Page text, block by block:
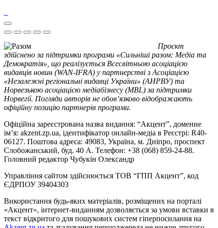
Проєкт
здійснено за підтримки програми «Сильніші разом: Медіа та
Демократія», що реалізується Всесвітньою асоціацією
видавців новин (WAN-IFRA) у партнерстві з Асоціацією
«Незалежні регіональні видавці України» (АНРВУ) та
Норвезькою асоціацією медіабізнесу (MBL) за підтримки
Норвегії. Погляди авторів не обов’язково відображають
офіційну позицію партнерів програми.
Офіційна зареєстрована назва видання: “Акцент”, доменне
ім’я: akzent.zp.ua, ідентифікатор онлайн-медіа в Реєстрі: R40-
06127. Поштова адреса: 49083, Україна, м. Дніпро, проспект
Слобожанський, буд. 40 А. Телефон: +38 (068) 859-24-88.
Головний редактор Чубукін Олександр
Управління сайтом здійснюється ТОВ “ГПП Акцент”, код
ЄДРПОУ 39404303
Використання будь-яких матеріалів, розміщених на порталі
«Акцент», інтернет-виданням дозволяється за умови вставки в
текст відкритого для пошукових систем гіперпосилання на